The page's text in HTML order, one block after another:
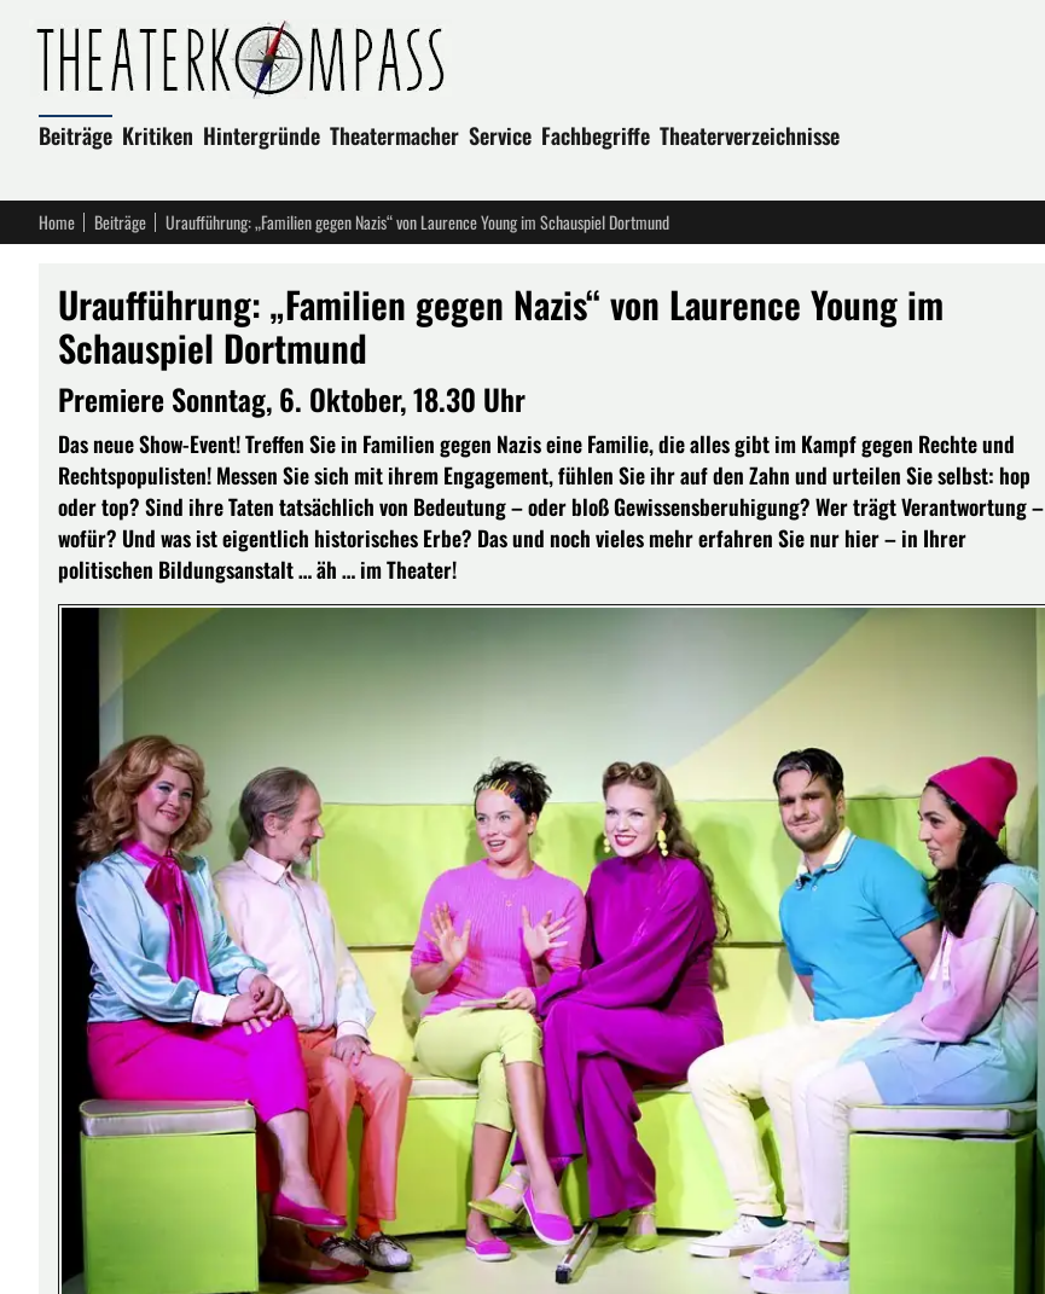
Beiträge Kritiken Hintergründe Theatermacher Service Fachbegriffe Theaterverzeichnisse
Home Beiträge Uraufführung: „Familien gegen Nazis“ von Laurence Young im Schauspiel Dortmund
Uraufführung: „Familien gegen Nazis“ von Laurence Young im
Schauspiel Dortmund
Premiere Sonntag, 6. Oktober, 18.30 Uhr
Das neue Show-Event! Treffen Sie in Familien gegen Nazis eine Familie, die alles gibt im Kampf gegen Rechte und
Rechtspopulisten! Messen Sie sich mit ihrem Engagement, fühlen Sie ihr auf den Zahn und urteilen Sie selbst: hop
oder top? Sind ihre Taten tatsächlich von Bedeutung – oder bloß Gewissensberuhigung? Wer trägt Verantwortung –
wofür? Und was ist eigentlich historisches Erbe? Das und noch vieles mehr erfahren Sie nur hier – in Ihrer
politischen Bildungsanstalt … äh … im Theater!